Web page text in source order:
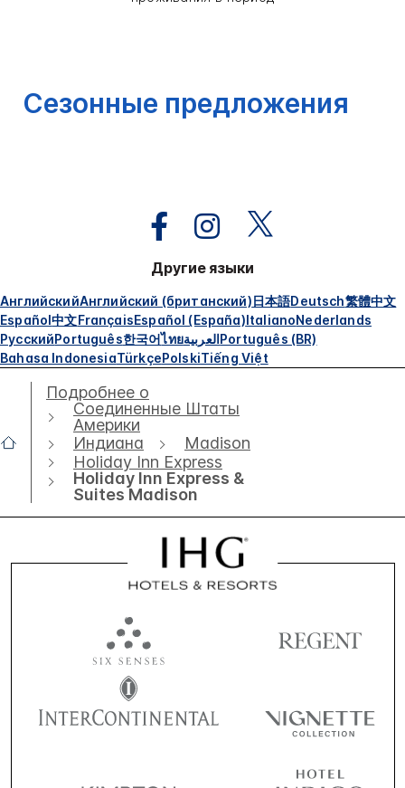
Сезонные предложения
Другие языки
АнглийскийАнглийский (британский)日本語Deutsch繁體中文
Español中文FrançaisEspañol (España)ItalianoNederlands
РусскийPortuguês한국어ไทยالعربيةPortuguês (BR)
Bahasa IndonesiaTürkçePolskiTiếng Việt
Подробнее о
Соединенные Штаты
Америки
Индиана
Madison
Holiday Inn Express
Holiday Inn Express &
Suites Madison